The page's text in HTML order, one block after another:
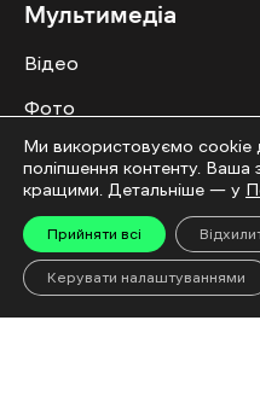
Мультимедіа
Відео
Фото
Спецпроєкти
Усі права захищені. ©2016-2026.
Ми використовуємо cookie
поліпшення контенту.
кращими. Детальніше — у
Прийняти всі
Керувати налаштуваннями